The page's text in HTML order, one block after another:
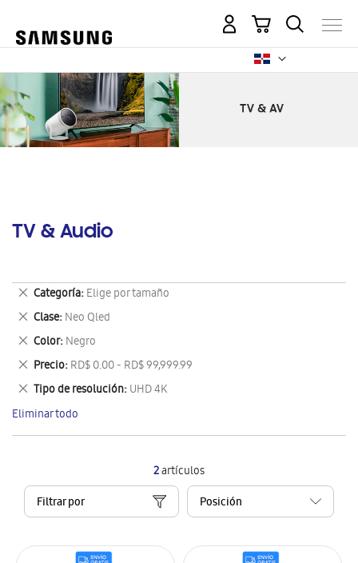
Mi carrito
TV & Audio
2artículos
Filtrar por
Categoría Elige por tamaño
Eliminar
este
artículo
Clase Neo Qled
Eliminar
este
artículo
Color Negro
Eliminar
este
artículo
Precio RD$ 0.00 - RD$ 99,999.99
Eliminar
este
artículo
Tipo de resolución UHD 4K
Eliminar
este
artículo
Eliminar todo